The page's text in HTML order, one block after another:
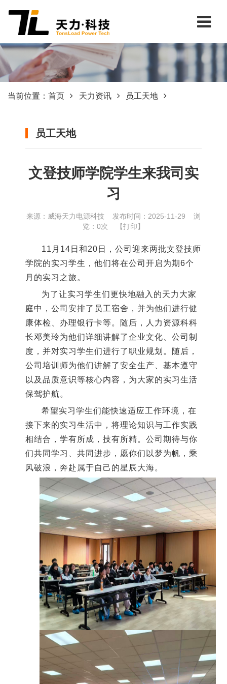
当前位置： 首页 天力资讯 员工天地
员工天地
文登技师学院学生来我司实
习
来源：威海天力电源科技 发布时间：2025-11-29 浏
览： 0次 【打印】
11月14日和20日，公司迎来两批文登技师
学院的实习学生，他们将在公司开启为期6个
月的实习之旅。
为了让实习学生们更快地融入的天力大家
庭中，公司安排了员工宿舍，并为他们进行健
康体检、办理银行卡等。随后，人力资源科科
长邓美玲为他们详细讲解了企业文化、公司制
度，并对实习学生们进行了职业规划。随后，
公司培训师为他们讲解了安全生产、基本遵守
以及品质意识等核心内容，为大家的实习生活
保驾护航。
希望实习学生们能快速适应工作环境，在
接下来的实习生活中，将理论知识与工作实践
相结合，学有所成，技有所精。公司期待与你
们共同学习、共同进步，愿你们以梦为帆，乘
风破浪，奔赴属于自己的星辰大海。